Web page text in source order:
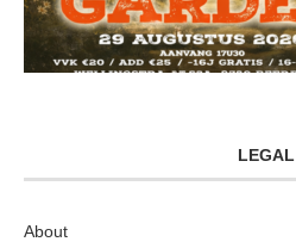
LEGAL
About